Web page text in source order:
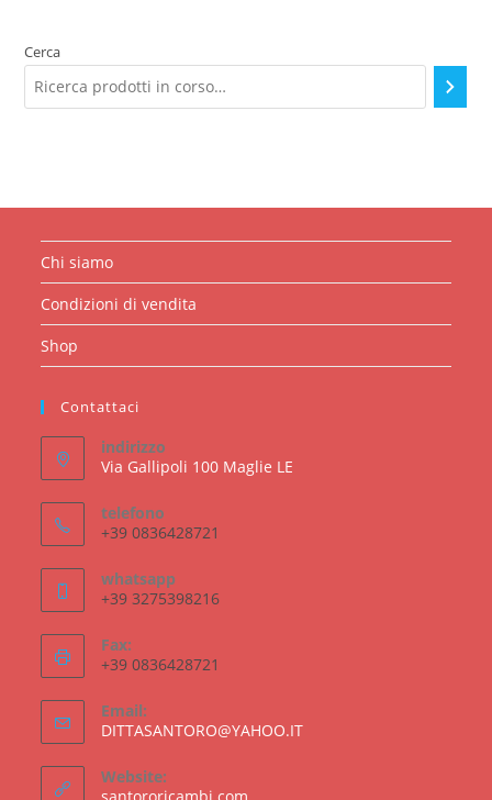
Cerca
Chi siamo
Condizioni di vendita
Shop
Contattaci
indirizzo
Via Gallipoli 100 Maglie LE
telefono
+39 0836428721
whatsapp
+39 3275398216
Fax:
+39 0836428721
Email:
DITTASANTORO@YAHOO.ITOpens
Website: